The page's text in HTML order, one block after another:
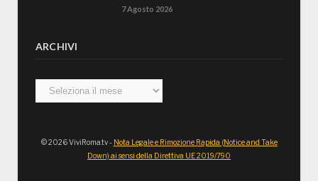
7 Agosto 2026
ARCHIVI
Archivi
© 2026 ViviRoma.tv - Nota Legale e Rimozione Rapida (Notice and Take
Down) ai sensi della Direttiva UE 2019/790